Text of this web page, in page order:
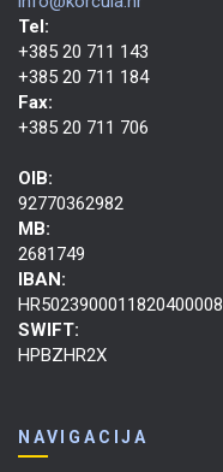
Tel:
+385 20 711 143
+385 20 711 184
Fax:
+385 20 711 706
OIB:
92770362982
MB:
2681749
IBAN:
HR5023900011820400008
SWIFT:
HPBZHR2X
NAVIGACIJA